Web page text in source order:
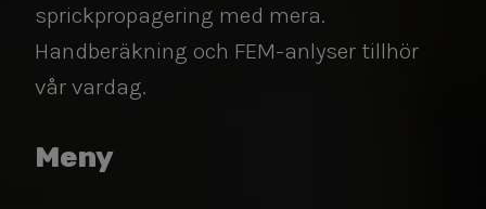
sprickpropagering med mera.
Handberäkning och FEM-anlyser tillhör
vår vardag.​​​​​​​
Meny